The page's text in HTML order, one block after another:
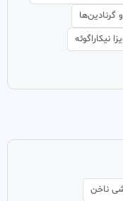
نیکاراگوئه
ناخن